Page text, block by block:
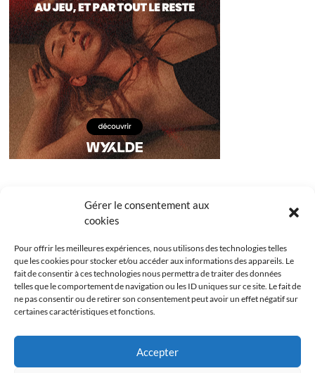
Gérer le consentement aux
cookies
Pour offrir les meilleures expériences, nous utilisons des technologies telles
que les cookies pour stocker et/ou accéder aux informations des appareils. Le
fait de consentir à ces technologies nous permettra de traiter des données
telles que le comportement de navigation ou les ID uniques sur ce site. Le fait de
ne pas consentir ou de retirer son consentement peut avoir un effet négatif sur
certaines caractéristiques et fonctions.
Accepter